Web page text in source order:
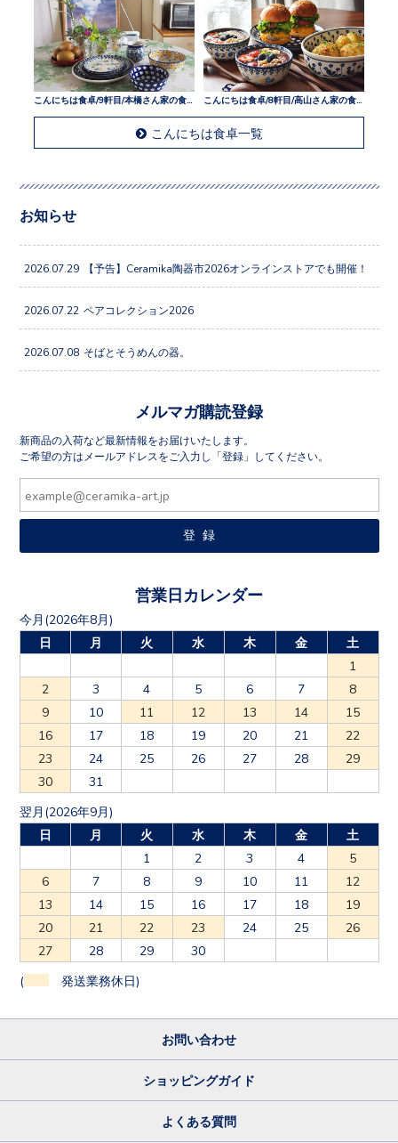
こんにちは食卓/9軒目/本橋さん家の食卓
こんにちは食卓一覧
お知らせ
2026.07.29 【予告】Ceramika陶器市2026オンラインストアでも開催！
2026.07.22 ペアコレクション2026
2026.07.08 そばとそうめんの器。
メルマガ購読登録
新商品の入荷など最新情報をお届けいたします。
ご希望の方はメールアドレスをご入力し「登録」してください。
営業日カレンダー
今月(2026年8月)
日
月 火 水 木 金
土
1
2
3 4 5 6 7
8
9
10 11 12 13 14
15
16
17 18 19 20 21
22
23
24 25 26 27 28
29
30
31
翌月(2026年9月)
日
月 火 水 木 金
土
1
2 3 4
5
6
7 8 9 10 11
12
13
14 15 16 17 18
19
20
21 22 23 24 25
26
27
28 29 30
( 発送業務休日)
お問い合わせ
ショッピングガイド
よくある質問